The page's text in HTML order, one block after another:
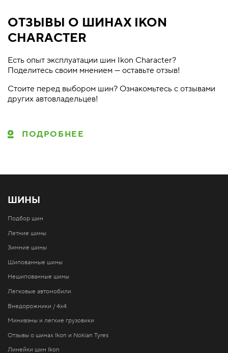
ОТЗЫВЫ О ШИНАХ IKON
CHARACTER
Есть опыт эксплуатации шин Ikon Character?
Поделитесь своим мнением — оставьте отзыв!
Стоите перед выбором шин? Ознакомьтесь с отзывами
других автовладельцев!
ПОДРОБНЕЕ
ШИНЫ
Подбор шин
Летние шины
Зимние шины
Шипованные шины
Нешипованные шины
Легковые автомобили
Внедорожники / 4x4
Минивэны и легкие грузовики
Отзывы о шинах Ikon и Nokian Tyres
Линейки шин Ikon